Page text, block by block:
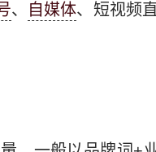
、 自媒体、短视频直